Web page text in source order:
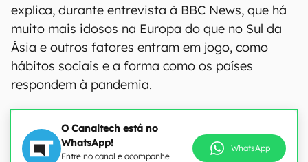
explica, durante entrevista à BBC News, que há
muito mais idosos na Europa do que no Sul da
Ásia e outros fatores entram em jogo, como
hábitos sociais e a forma como os países
respondem à pandemia.
O Canaltech está no
WhatsApp!
Entre no canal e acompanhe
WhatsApp